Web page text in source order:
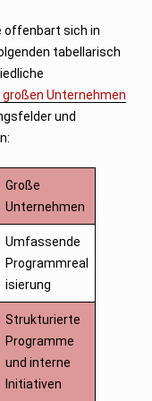
offenbart sich in
tabellarisch
großen Unternehmen
und
Große
Unternehmen
Umfassende
Programmreal
isierung
Strukturierte
Programme
und interne
Initiativen